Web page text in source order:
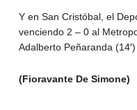
Y en San Cristóbal, el
venciendo 2 – 0 al
Adalberto Peñaranda
(Fioravante De Simone)